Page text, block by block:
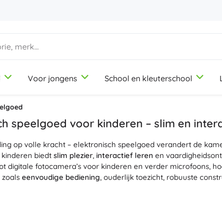
9-12 jaar
9-12 jaar
Voor jongens
9-12 jaar
School en kleuterschool
Klei
Kleurpotloden
Stiften
Stempels
Schorten en tafelkleden
Meer tonen
Icons
Schoonheidssalon
Koks
Winkeltje spelen
Werkplaats
Huishouden
Meer tonen
speelgoed voor kinderen – slim en
op volle kracht – elektronisch speelgoed verandert de
biedt slim plezier, interactief leren en
digitale fotocamera’s voor kinderen en verder microfoons,
eenvoudige bediening, ouderlijk toezicht, robuuste
zijn er
zullen